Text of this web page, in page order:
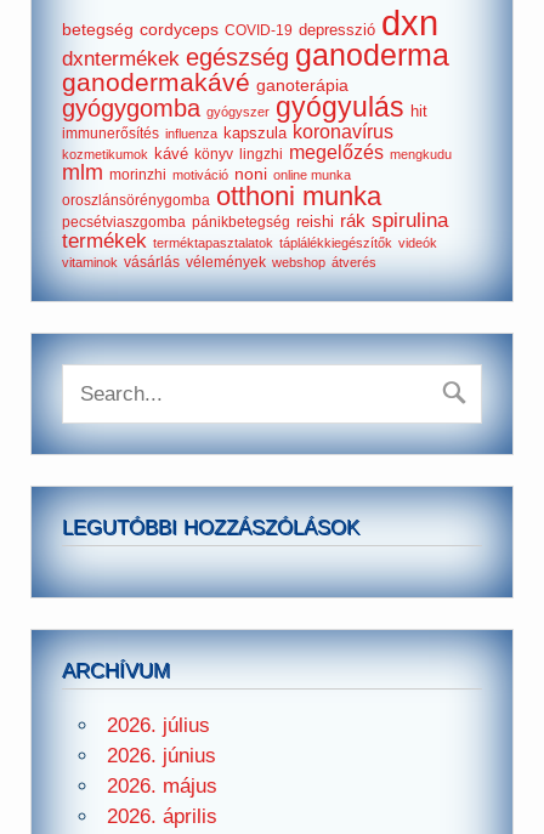
betegség cordyceps COVID-19 depresszió dxn
dxntermékek egészség ganoderma
ganodermakávé ganoterápia
gyógygomba gyógyszer gyógyulás hit
immunerősítés influenza kapszula koronavírus
kozmetikumok kávé könyv lingzhi megelőzés mengkudu
mlm morinzhi motiváció noni online munka
oroszlánsörénygomba otthoni munka
pecsétviaszgomba pánikbetegség reishi rák spirulina
termékek terméktapasztalatok táplálékkiegészítők videók
vitaminok vásárlás vélemények webshop átverés
LEGUTÓBBI HOZZÁSZÓLÁSOK
ARCHÍVUM
2026. július
2026. június
2026. május
2026. április